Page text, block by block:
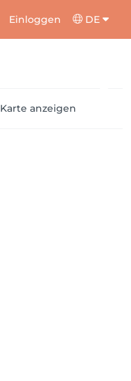
Einloggen DE
Karte anzeigen